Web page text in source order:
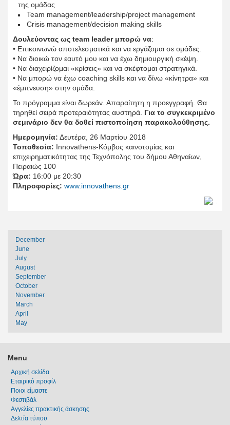
της ομάδας
Team management/leadership/project management
Crisis management/decision making skills
Δουλεύοντας ως team leader μπορώ να:
• Επικοινωνώ αποτελεσματικά και να εργάζομαι σε ομάδες.
• Να διοικώ τον εαυτό μου και να έχω δημιουργική σκέψη.
• Να διαχειρίζομαι «κρίσεις» και να σκέφτομαι στρατηγικά.
• Να μπορώ να έχω coaching skills και να δίνω «κίνητρα» και
«έμπνευση» στην ομάδα.
Το πρόγραμμα είναι δωρεάν. Απαραίτητη η προεγγραφή. Θα
τηρηθεί σειρά προτεραιότητας αυστηρά. Για το συγκεκριμένο
σεμινάριο δεν θα δοθεί πιστοποίηση παρακολούθησης.
Ημερομηνία: Δευτέρα, 26 Μαρτίου 2018
Τοποθεσία: Ιnnovathens-Κόμβος καινοτομίας και
επιχειρηματικότητας της Τεχνόπολης του δήμου Αθηναίων,
Πειραιώς 100
Ώρα: 16:00 με 20:30
Πληροφορίες: www.innovathens.gr
December
June
July
August
September
October
November
March
April
May
Menu
Αρχική σελίδα
Εταιρικό προφίλ
Ποιοι είμαστε
Φεστιβάλ
Αγγελίες πρακτικής άσκησης
Δελτία τύπου